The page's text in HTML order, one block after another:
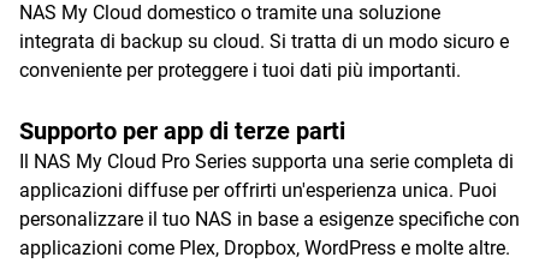
NAS My Cloud domestico o tramite una soluzione
integrata di backup su cloud. Si tratta di un modo sicuro e
conveniente per proteggere i tuoi dati più importanti.
Supporto per app di terze parti
Il NAS My Cloud Pro Series supporta una serie completa di
applicazioni diffuse per offrirti un'esperienza unica. Puoi
personalizzare il tuo NAS in base a esigenze specifiche con
applicazioni come Plex, Dropbox, WordPress e molte altre.